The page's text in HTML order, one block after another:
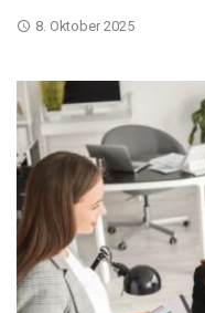
8. Oktober 2025